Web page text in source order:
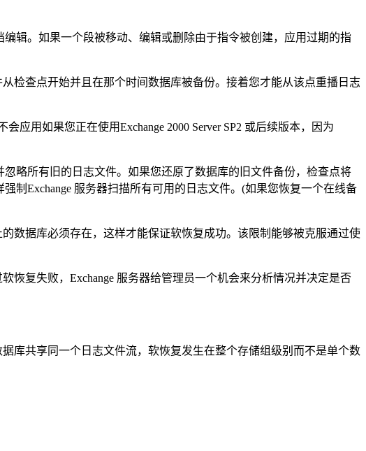
辑。如果一个段被移动、编辑或删除由于指令被创建，应用过期的指
查点开始并且在那个时间数据库被备份。接着您才能从该点重播日志
用如果您正在使用Exchange 2000 Server SP2 或后续版本，因为
略所有旧的日志文件。如果您还原了数据库的旧文件备份，检查点将
制Exchange 服务器扫描所有可用的日志文件。(如果您恢复一个在线备
据库必须存在，这样才能保证软恢复成功。该限制能够被克服通过使
复失败，Exchange 服务器给管理员一个机会来分析情况并决定是否
共享同一个日志文件流，软恢复发生在整个存储组级别而不是单个数